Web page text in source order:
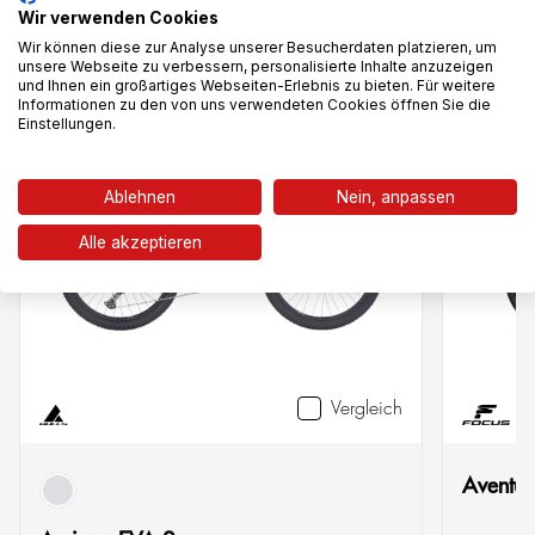
Das könnte dir auch gefallen
-27%
Vergleich
grau
Wir verwenden Cookies
Wir können diese zur Analyse unserer Besucherdaten platzieren, um
unsere Webseite zu verbessern, personalisierte Inhalte anzuzeigen
und Ihnen ein großartiges Webseiten-Erlebnis zu bieten. Für weitere
Informationen zu den von uns verwendeten Cookies öffnen Sie die
Einstellungen.
Ablehnen Nein, anpassen
Alle akzeptieren